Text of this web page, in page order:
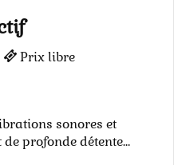
Prix libre
sonores et
profonde détente…